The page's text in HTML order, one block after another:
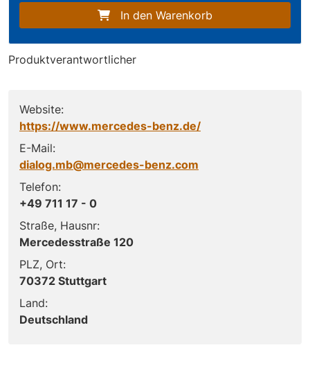
In den Warenkorb
Produktverantwortlicher
Website:
https://www.mercedes-benz.de/
E-Mail:
dialog.mb@mercedes-benz.com
Telefon:
+49 711 17 - 0
Straße, Hausnr:
Mercedesstraße 120
PLZ, Ort:
70372 Stuttgart
Land:
Deutschland